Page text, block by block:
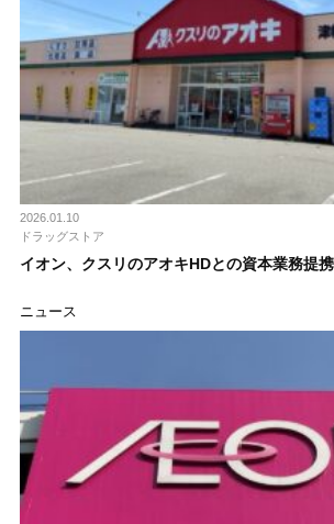
2026.01.10
ドラッグストア
イオン、クスリのアオキHDとの資本業務提
ニュース